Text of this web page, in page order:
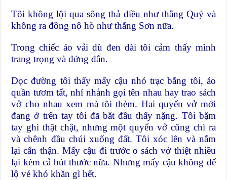
Tôi không lội qua sông thả diều như thằng Quý và
không ra đồng nô hò như thằng Sơn nữa.
Trong chiếc áo vải dù đen dài tôi cảm thấy mình
trang trọng và đứng đắn.
Dọc đường tôi thấy mấy cậu nhỏ trạc bằng tôi, áo
quần tươm tất, nhí nhảnh gọi tên nhau hay trao sách
vở cho nhau xem mà tôi thèm. Hai quyển vở mới
đang ở trên tay tôi đã bắt đầu thấy nặng. Tôi bặm
tay ghì thật chặt, nhưng một quyển vở cũng chì ra
và chênh đầu chúi xuống đất. Tôi xóc lên và nắm
lại cẩn thận. Mấy cậu đi trước o sách vở thiệt nhiều
lại kèm cả bút thước nữa. Nhưng mấy cậu không để
lộ vẻ khó khăn gì hết.